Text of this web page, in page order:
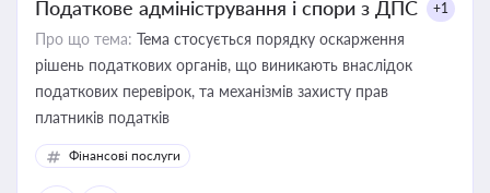
Податкове адміністрування і спори з ДПС +1
Про що тема: Тема стосується порядку оскарження
рішень податкових органів, що виникають внаслідок
податкових перевірок, та механізмів захисту прав
платників податків
Фінансові послуги